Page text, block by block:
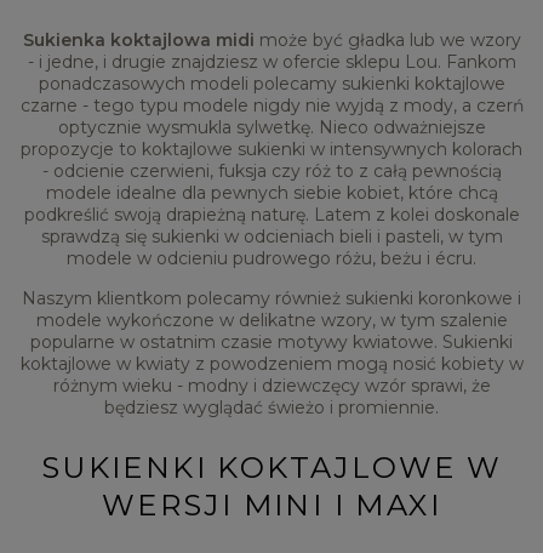
Sukienka koktajlowa midi może być gładka lub we wzory
- i jedne, i drugie znajdziesz w ofercie sklepu Lou. Fankom
ponadczasowych modeli polecamy sukienki koktajlowe
czarne - tego typu modele nigdy nie wyjdą z mody, a czerń
optycznie wysmukla sylwetkę. Nieco odważniejsze
propozycje to koktajlowe sukienki w intensywnych kolorach
- odcienie czerwieni, fuksja czy róż to z całą pewnością
modele idealne dla pewnych siebie kobiet, które chcą
podkreślić swoją drapieżną naturę. Latem z kolei doskonale
sprawdzą się sukienki w odcieniach bieli i pasteli, w tym
modele w odcieniu pudrowego różu, beżu i écru.
Naszym klientkom polecamy również sukienki koronkowe i
modele wykończone w delikatne wzory, w tym szalenie
popularne w ostatnim czasie motywy kwiatowe. Sukienki
koktajlowe w kwiaty z powodzeniem mogą nosić kobiety w
różnym wieku - modny i dziewczęcy wzór sprawi, że
będziesz wyglądać świeżo i promiennie.
SUKIENKI KOKTAJLOWE W
WERSJI MINI I MAXI